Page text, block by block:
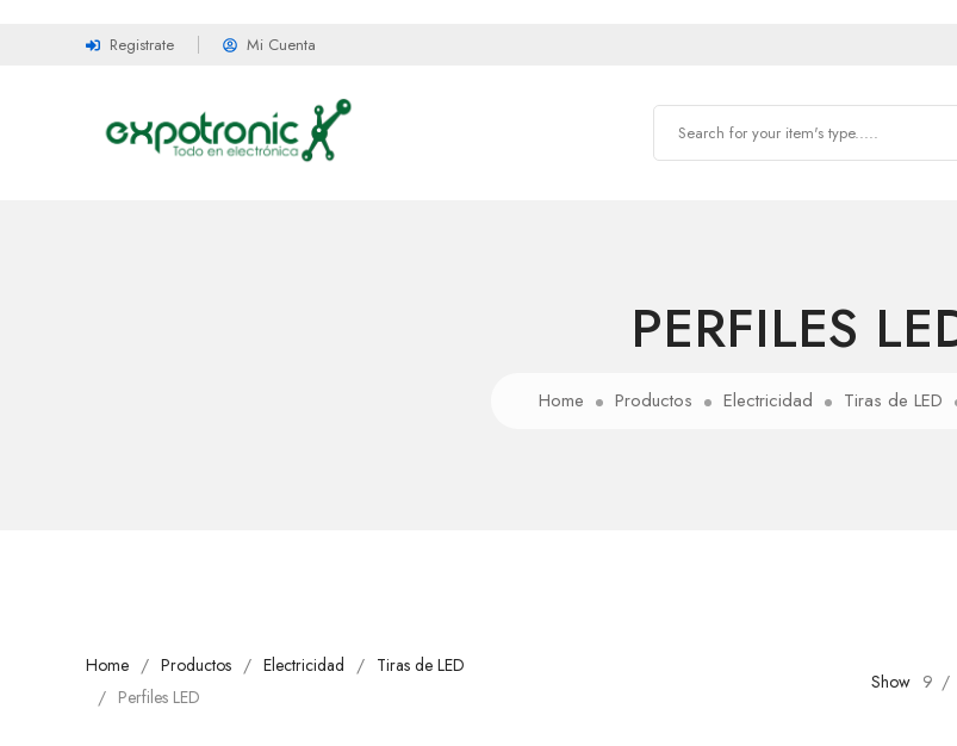
Registrate Mi Cuenta
PERFILES
Home Productos Electricidad Tiras de LED
Home Productos Electricidad
Tiras de LED
Perfiles LED
Show 9